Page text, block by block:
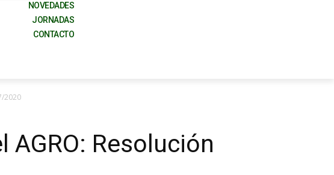
NOVEDADES
JORNADAS
CONTACTO
2020
Resolución